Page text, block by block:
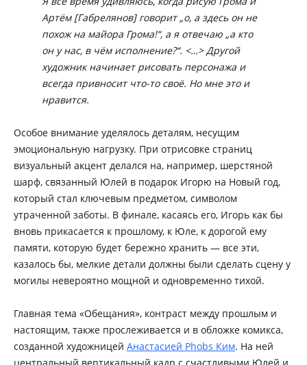
Артём [Габрелянов] говорит „о, а здесь он не
похож на майора Грома!“, а я отвечаю „а кто
он у нас, в чём исполнение?“. <…> Другой
художник начинает рисовать персонажа и
всегда привносит что-то своё. Но мне это и
нравится.
Особое внимание уделялось деталям, несущим
эмоциональную нагрузку. При отрисовке страниц
визуальный акцент делался на, например, шерстяной
шарф, связанный Юлей в подарок Игорю на Новый год,
который стал ключевым предметом, символом
утраченной заботы. В финале, касаясь его, Игорь как бы
вновь прикасается к прошлому, к Юле, к дорогой ему
памяти, которую будет бережно хранить — все эти,
казалось бы, мелкие детали должны были сделать сцену у
могилы невероятно мощной и одновременно тихой.
Главная тема «Обещания», контраст между прошлым и
настоящим, также прослеживается и в обложке комикса,
созданной художницей Анастасией Phobs Ким. На ней